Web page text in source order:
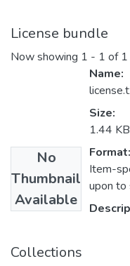
License bundle
Now showing 1 - 1 of 1
No
Thumbnail
Available
Name:
Size:
1.44 KB
Format:
Item-
upon to
Collections